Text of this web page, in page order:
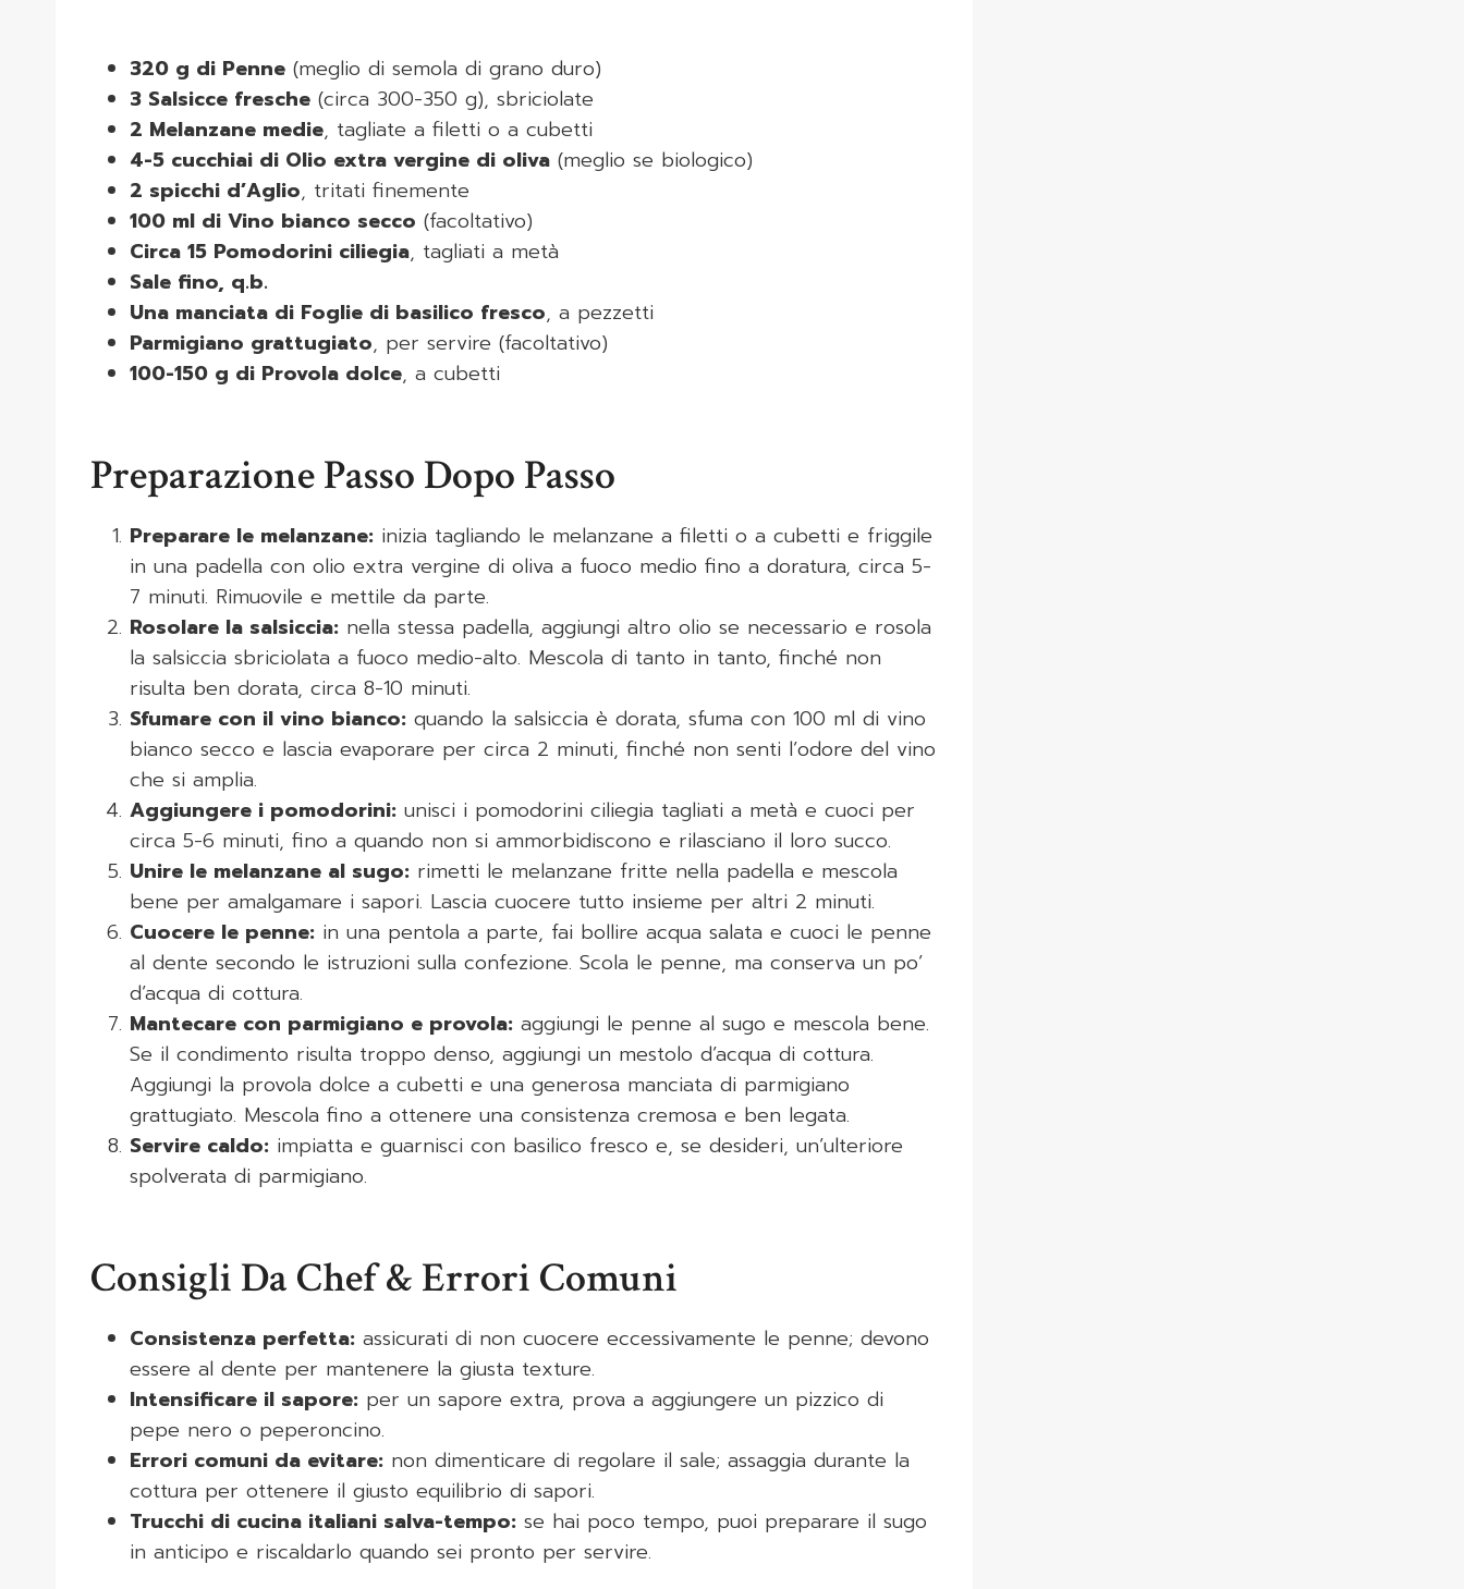
320 g di Penne (meglio di semola di grano duro)
3 Salsicce fresche (circa 300-350 g), sbriciolate
2 Melanzane medie, tagliate a filetti o a cubetti
4-5 cucchiai di Olio extra vergine di oliva (meglio se biologico)
2 spicchi d’Aglio, tritati finemente
100 ml di Vino bianco secco (facoltativo)
Circa 15 Pomodorini ciliegia, tagliati a metà
Sale fino, q.b.
Una manciata di Foglie di basilico fresco, a pezzetti
Parmigiano grattugiato, per servire (facoltativo)
100-150 g di Provola dolce, a cubetti
Preparazione Passo Dopo Passo
Preparare le melanzane: inizia tagliando le melanzane a filetti o a cubetti e friggile
in una padella con olio extra vergine di oliva a fuoco medio fino a doratura, circa 5-
7 minuti. Rimuovile e mettile da parte.
Rosolare la salsiccia: nella stessa padella, aggiungi altro olio se necessario e rosola
la salsiccia sbriciolata a fuoco medio-alto. Mescola di tanto in tanto, finché non
risulta ben dorata, circa 8-10 minuti.
Sfumare con il vino bianco: quando la salsiccia è dorata, sfuma con 100 ml di vino
bianco secco e lascia evaporare per circa 2 minuti, finché non senti l’odore del vino
che si amplia.
Aggiungere i pomodorini: unisci i pomodorini ciliegia tagliati a metà e cuoci per
circa 5-6 minuti, fino a quando non si ammorbidiscono e rilasciano il loro succo.
Unire le melanzane al sugo: rimetti le melanzane fritte nella padella e mescola
bene per amalgamare i sapori. Lascia cuocere tutto insieme per altri 2 minuti.
Cuocere le penne: in una pentola a parte, fai bollire acqua salata e cuoci le penne
al dente secondo le istruzioni sulla confezione. Scola le penne, ma conserva un po’
d’acqua di cottura.
Mantecare con parmigiano e provola: aggiungi le penne al sugo e mescola bene.
Se il condimento risulta troppo denso, aggiungi un mestolo d’acqua di cottura.
Aggiungi la provola dolce a cubetti e una generosa manciata di parmigiano
grattugiato. Mescola fino a ottenere una consistenza cremosa e ben legata.
Servire caldo: impiatta e guarnisci con basilico fresco e, se desideri, un’ulteriore
spolverata di parmigiano.
Consigli Da Chef & Errori Comuni
Consistenza perfetta: assicurati di non cuocere eccessivamente le penne; devono
essere al dente per mantenere la giusta texture.
Intensificare il sapore: per un sapore extra, prova a aggiungere un pizzico di
pepe nero o peperoncino.
Errori comuni da evitare: non dimenticare di regolare il sale; assaggia durante la
cottura per ottenere il giusto equilibrio di sapori.
Trucchi di cucina italiani salva-tempo: se hai poco tempo, puoi preparare il sugo
in anticipo e riscaldarlo quando sei pronto per servire.